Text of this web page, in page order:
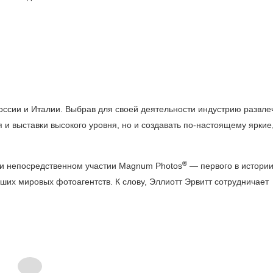
и Италии. Выбрав для своей деятельности индустрию
выставки высокого уровня, но и создавать по-настоящему яркие,
непосредственном участии Magnum Photos® — первого в истории
мировых фотоагентств. К слову, Эллиотт Эрвитт сотрудничает